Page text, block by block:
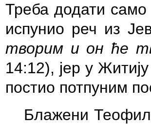
Треба додати
испунио реч из
творим и он ће
14:12), јер у
постио потпуним
Блажени